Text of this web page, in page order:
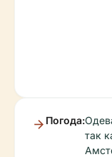
Погода:
так